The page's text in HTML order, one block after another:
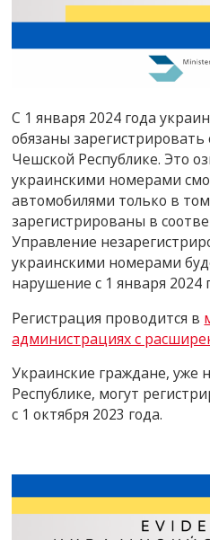
C 1 января 2024 года
обязаны
Чешской Республике. Это
украинскими номерами
автомобилями только в том
зарегистрированы в
Управление
украинскими номерами
нарушение с 1 января 2024
Регистрация проводится в
администрациях с
Украинские граждане, уже
Республике, могут
с 1 октября 2023 года.